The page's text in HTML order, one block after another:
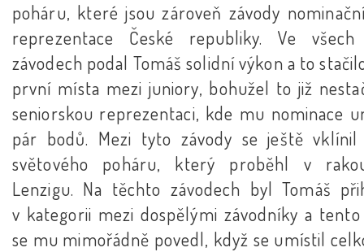
poháru, které jsou zároveň závody
reprezentace České republiky. Ve
závodech podal Tomáš solidní výkon a to
první místa mezi juniory, bohužel to již
seniorskou reprezentaci, kde mu nominace
pár bodů. Mezi tyto závody se ještě vklínil
světového poháru, který proběhl v
Lenzigu. Na těchto závodech byl Tomáš
v kategorii mezi dospělými závodníky a tento
se mu mimořádně povedl, když se umístil